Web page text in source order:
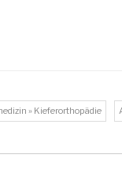
» Kieferorthopädie